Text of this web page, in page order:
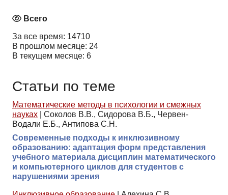
Всего
За все время: 14710
В прошлом месяце: 24
В текущем месяце: 6
Статьи по теме
Математические методы в психологии и смежных
науках
Соколов В.В., Сидорова В.Б., Червен-
Водали Е.Б., Антипова С.Н.
Современные подходы к инклюзивному
образованию: адаптация форм представления
учебного материала дисциплин математического
и компьютерного циклов для студентов с
нарушениями зрения